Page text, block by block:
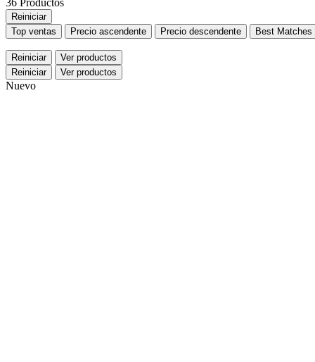
36 Productos
Reiniciar
Top ventas
Precio ascendente Precio descendente Best Matches
Reiniciar
Ver productos
Reiniciar
Ver productos
Nuevo